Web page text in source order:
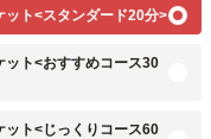
ット<スタンダード20分>
ット<おすすめコース30
ット<じっくりコース60